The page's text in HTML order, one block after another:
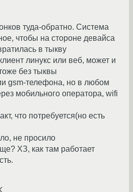
туда-обратно. Система
чтобы на стороне девайса
в тыкву
линукс или веб, может и
без тыквы
gsm-телефона, но в любом
мобильного оператора, wifi
что потребуется(но есть
не просило
ХЗ, как там работает